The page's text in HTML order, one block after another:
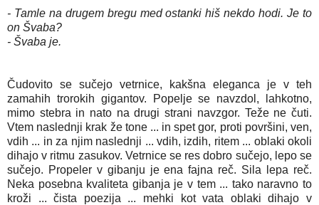
- Tamle na drugem bregu med ostanki hiš nekdo hodi. Je to
on Švaba?
- Švaba je.
Čudovito se sučejo vetrnice, kakšna eleganca je v teh
zamahih trorokih gigantov. Popelje se navzdol, lahkotno,
mimo stebra in nato na drugi strani navzgor. Teže ne čuti.
Vtem naslednji krak že tone ... in spet gor, proti površini, ven,
vdih ... in za njim naslednji ... vdih, izdih, ritem ... oblaki okoli
dihajo v ritmu zasukov. Vetrnice se res dobro sučejo, lepo se
sučejo. Propeler v gibanju je ena fajna reč. Sila lepa reč.
Neka posebna kvaliteta gibanja je v tem ... tako naravno to
kroži ... čista poezija ... mehki kot vata oblaki dihajo v